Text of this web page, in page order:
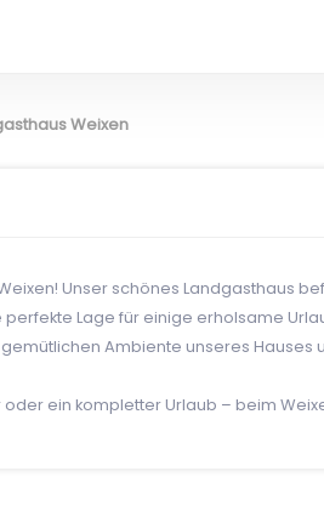
Weixen
Unser schönes Landgasthaus
Lage für einige erholsame
Ambiente unseres Hauses
oder ein kompletter Urlaub – beim